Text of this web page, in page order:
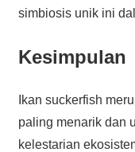
simbiosis unik ini
Kesimpulan
Ikan suckerfish
paling menarik dan
kelestarian